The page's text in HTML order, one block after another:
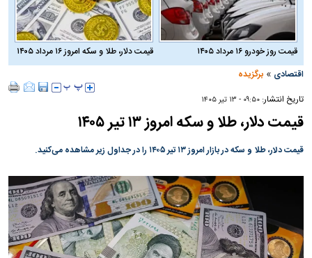
قیمت روز خودرو ۱۶ مرداد ۱۴۰۵
قیمت دلار، طلا و سکه امروز ۱۶ مرداد ۱۴۰۵
اقتصادی »برگزیده
تاریخ انتشار:۰۹:۵۰ - ۱۳ تير ۱۴۰۵
قیمت دلار، طلا و سکه امروز ۱۳ تیر ۱۴۰۵
قیمت دلار، طلا و سکه در بازار امروز ۱۳ تیر ۱۴۰۵ را در جداول زیر مشاهده می‌کنید.